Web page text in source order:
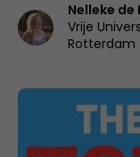
Nelleke de
Vrije
Rotterdam